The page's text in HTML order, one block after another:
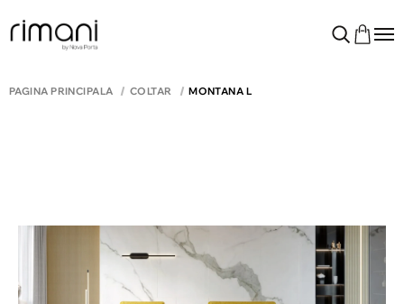
PAGINA PRINCIPALĂ COLTAR MONTANA L